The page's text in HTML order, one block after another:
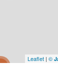
Leaflet | ©